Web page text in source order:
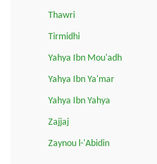
Thawri
Tirmidhi
Yahya Ibn Mou'adh
Yahya Ibn Ya'mar
Yahya Ibn Yahya
Zajjaj
Zaynou l-'Abidin